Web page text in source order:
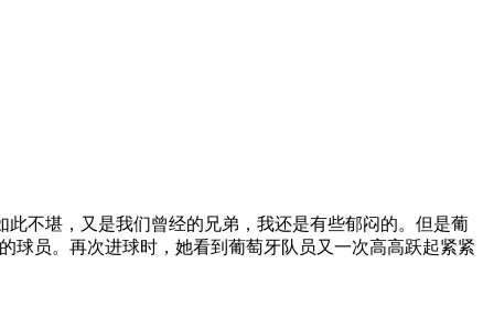
不堪，又是我们曾经的兄弟，我还是有些郁闷的。但是葡
球员。再次进球时，她看到葡萄牙队员又一次高高跃起紧紧